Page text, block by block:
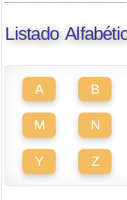
Listado
A B
M N
Y Z